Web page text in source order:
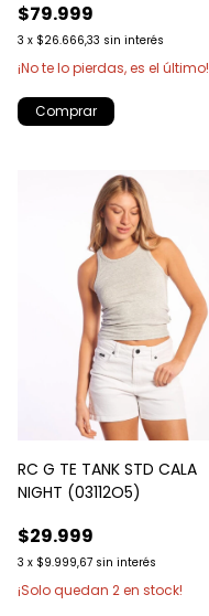
$79.999
3 x $26.666,33 sin interés
¡No te lo pierdas, es el último!
Comprar
RC G TE TANK STD CALA
NIGHT (03112O5)
$29.999
3 x $9.999,67 sin interés
¡Solo quedan 2en stock!